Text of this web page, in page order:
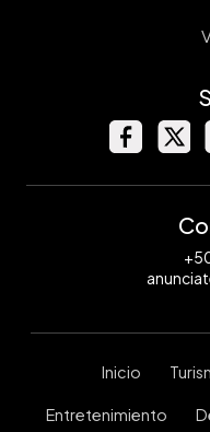
Inicio
Entretenimiento